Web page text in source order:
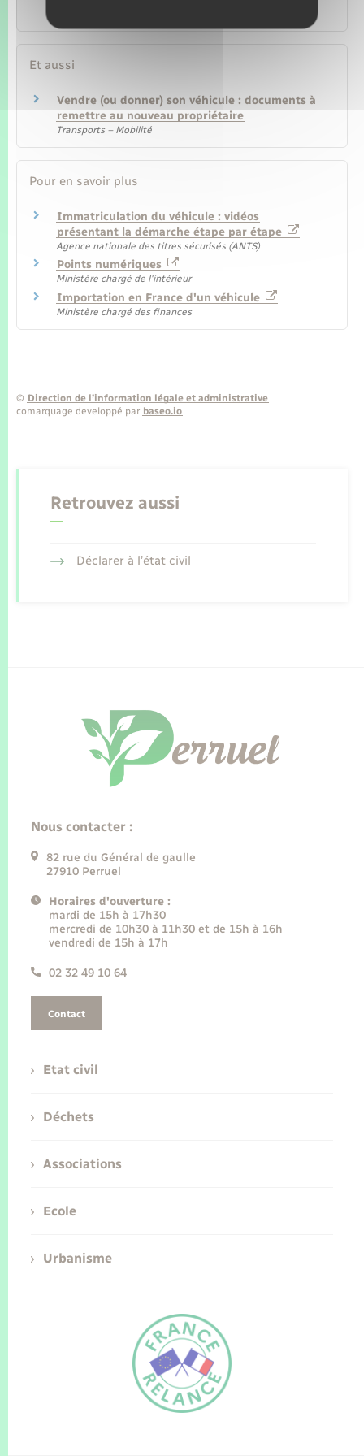
Et aussi
Vendre (ou donner) son véhicule : documents à
remettre au nouveau propriétaire
Transports – Mobilité
Pour en savoir plus
Immatriculation du véhicule : vidéos
présentant la démarche étape par étape
Agence nationale des titres sécurisés (ANTS)
Points numériques
Ministère chargé de l'intérieur
Importation en France d'un véhicule
Ministère chargé des finances
© Direction de l’information légale et administrative
comarquage developpé par baseo.io
Retrouvez aussi
Déclarer à l’état civil
Nous contacter :
82 rue du Général de gaulle
27910 Perruel
Horaires d'ouverture :
mardi de 15h à 17h30
mercredi de 10h30 à 11h30 et de 15h à 16h
vendredi de 15h à 17h
02 32 49 10 64
Contact
Etat civil
Déchets
Associations
Ecole
Urbanisme